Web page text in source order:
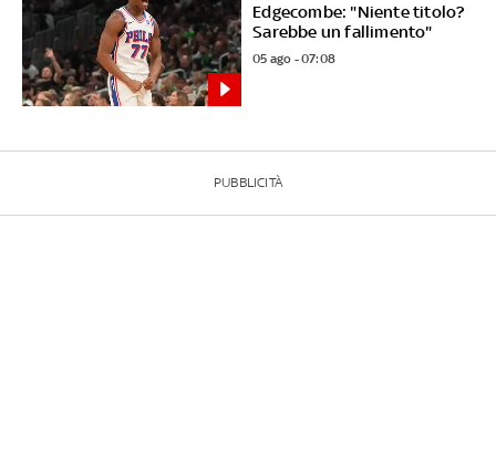
Edgecombe: "Niente titolo?
Sarebbe un fallimento"
05 ago - 07:08
PUBBLICITÀ